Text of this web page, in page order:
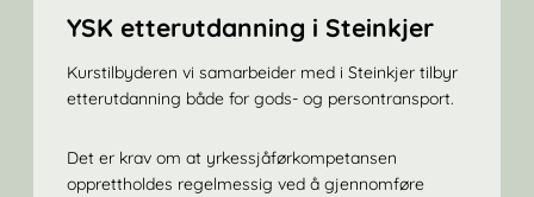
YSK etterutdanning i Steinkjer
Kurstilbyderen vi samarbeider med i Steinkjer tilbyr
etterutdanning både for gods- og persontransport.
Det er krav om at yrkessjåførkompetansen
opprettholdes regelmessig ved å gjennomføre